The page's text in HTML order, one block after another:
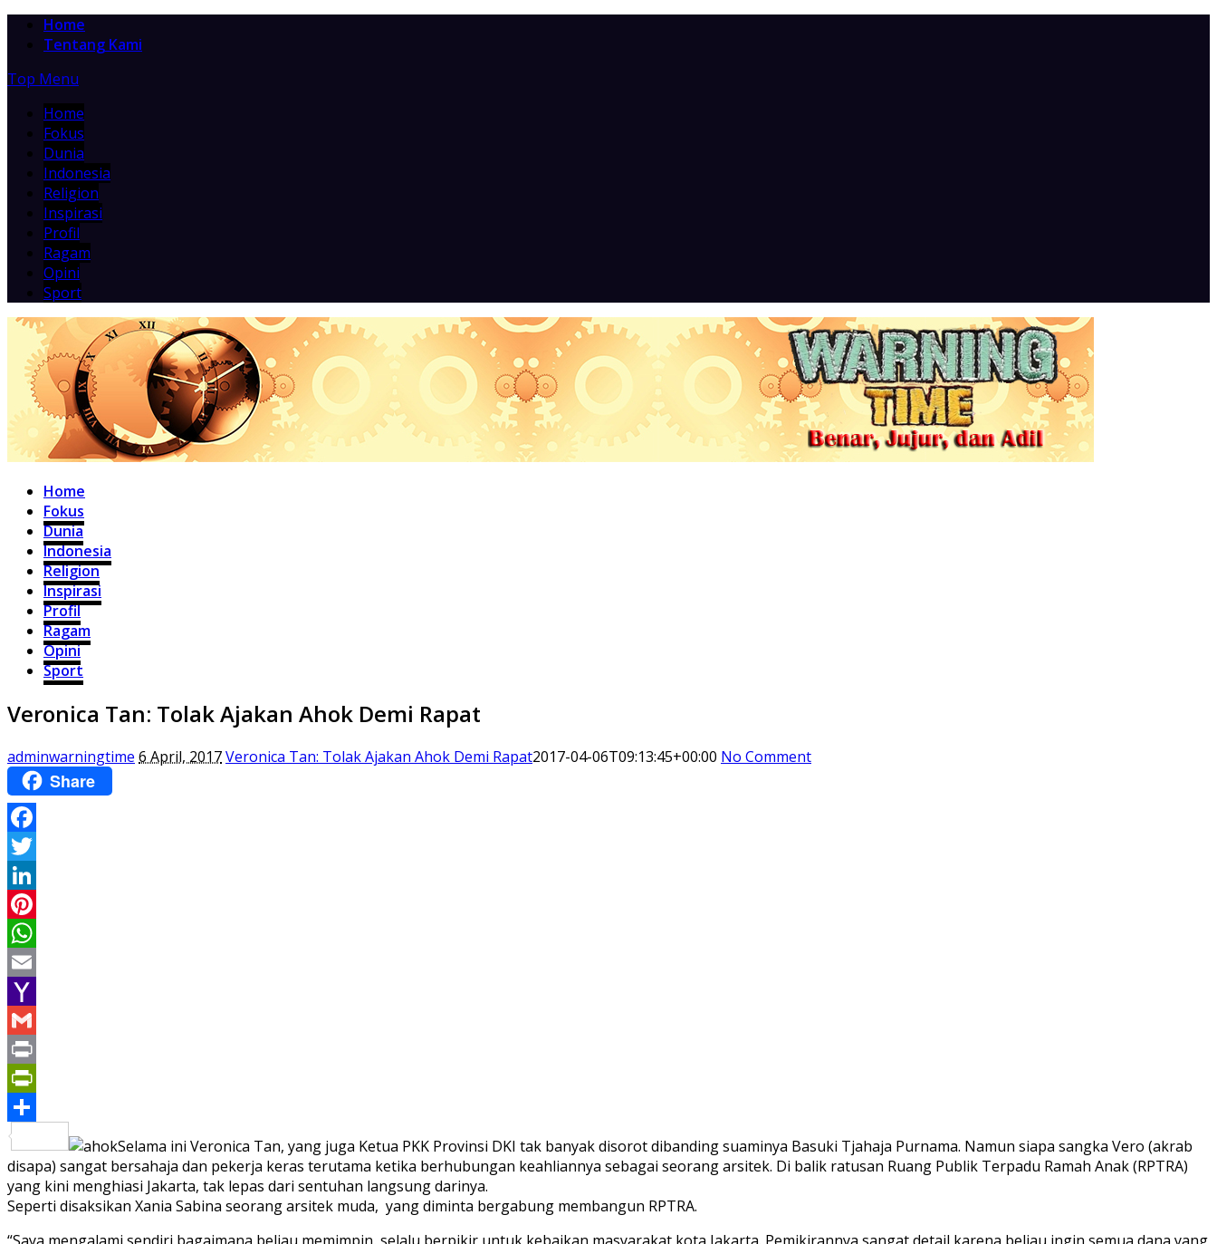
Home
Tentang Kami
Top Menu
Home
Fokus
Dunia
Indonesia
Religion
Inspirasi
Profil
Ragam
Opini
Sport
Home
Fokus
Dunia
Indonesia
Religion
Inspirasi
Profil
Ragam
Opini
Sport
Veronica Tan: Tolak Ajakan Ahok Demi Rapat
adminwarningtime 6 April, 2017Veronica Tan: Tolak Ajakan Ahok Demi Rapat2017-04-06T09:13:45+00:00 No Comment
Share
Facebook
Twitter
LinkedIn
Pinterest
WhatsApp
Email
Yahoo
Mail
Gmail
Print
PrintFriendly
Share
Selama ini Veronica Tan, yang juga Ketua PKK Provinsi DKI tak banyak disorot dibanding suaminya Basuki Tjahaja Purnama. Namun siapa sangka Vero (akrab
disapa) sangat bersahaja dan pekerja keras terutama ketika berhubungan keahliannya sebagai seorang arsitek. Di balik ratusan Ruang Publik Terpadu Ramah Anak (RPTRA)
yang kini menghiasi Jakarta, tak lepas dari sentuhan langsung darinya.
Seperti disaksikan Xania Sabina seorang arsitek muda, yang diminta bergabung membangun RPTRA.